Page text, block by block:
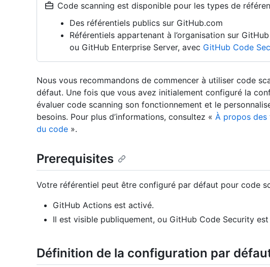
Code scanning est disponible pour les types de
Des référentiels publics sur GitHub.com
Référentiels appartenant à l’organisation sur
ou GitHub Enterprise Server, avec GitHub Code
Nous vous recommandons de commencer à utiliser code
défaut. Une fois que vous avez initialement configuré la
évaluer code scanning son fonctionnement et le
besoins. Pour plus d’informations, consultez « À propos des
du code ».
Prerequisites
Votre référentiel peut être configuré par défaut pour code
GitHub Actions est activé.
Il est visible publiquement, ou GitHub Code Security
Définition de la configuration par